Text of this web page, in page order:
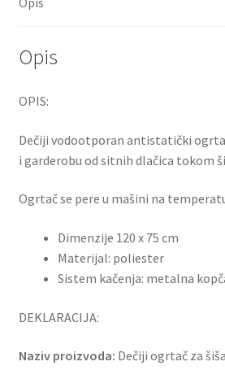
Opis
OPIS:
Dečiji vodootporan antistatički
i garderobu od sitnih dlačica tokom
Ogrtač se pere u mašini na
Dimenzije 120 x 75 cm
Materijal: poliester
Sistem kačenja: metalna
DEKLARACIJA:
Naziv proizvoda: Dečiji ogrtač za